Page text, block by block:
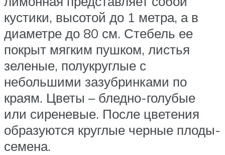
кустики, высотой до 1 метра, а в
диаметре до 80 см. Стебель ее
покрыт мягким пушком, листья
зеленые, полукруглые с
небольшими зазубринками по
краям. Цветы – бледно-голубые
или сиреневые. После цветения
образуются круглые черные плоды-
семена.